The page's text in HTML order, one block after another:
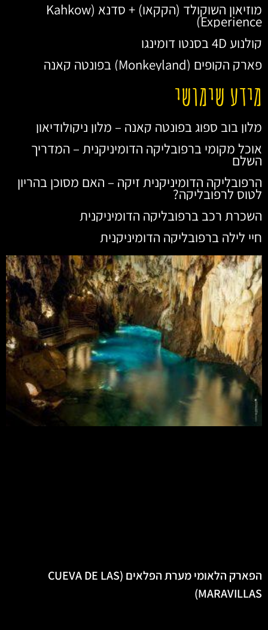
מוזיאון השוקולד (הקקאו) + סדנא (Kahkow
Experience)
קולנוע 4D בסנטו דומינגו
פארק הקופים (Monkeyland) בפונטה קאנה
מידע שימושי
מלון בוב ספוג בפונטה קאנה – מלון ניקולודיאון
אוכל מקומי ברפובליקה הדומיניקנית – המדריך
השלם
הרפובליקה הדומיניקנית זיקה – האם מסוכן בהריון
לטוס לרפובליקה?
השכרת רכב ברפובליקה הדומיניקנית
חיי לילה ברפובליקה הדומיניקנית
הפארק הלאומי מערת הפלאים (CUEVA DE LAS
MARAVILLAS)